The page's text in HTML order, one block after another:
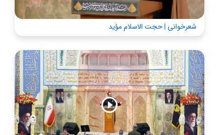
شعرخوانی | حجت الاسلام مؤید